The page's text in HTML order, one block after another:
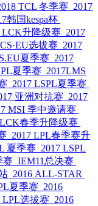
TCL 冬季赛 2017
韩国kespa杯
LCK升降级赛 2017
选拔赛 2017
夏季赛 2017
夏季赛 2017LMS
2017 LSPL夏季赛
亚洲对抗赛 2017
MSI 季中邀请赛
春季升降级赛
2017 LPL春季赛升
夏季赛 2017 LSPL
赛 IEM11总决赛
2016 ALL-STAR
夏季赛 2016
LPL选拔赛 2016